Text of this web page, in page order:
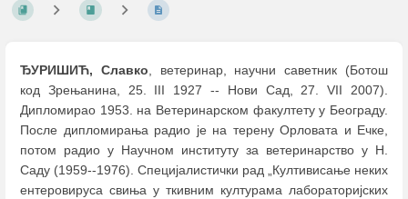
ЂУРИШИЋ, Славко, ветеринар, научни саветник (Ботош
код Зрењанина, 25. III 1927 -- Нови Сад, 27. VII 2007).
Дипломирао 1953. на Ветеринарском факултету у Београду.
После дипломирања радио је на терену Орловата и Ечке,
потом радио у Научном институту за ветеринарство у Н.
Саду (1959--1976). Специјалистички рад „Култивисање неких
ентеровируса свиња у ткивним културама лабораторијских